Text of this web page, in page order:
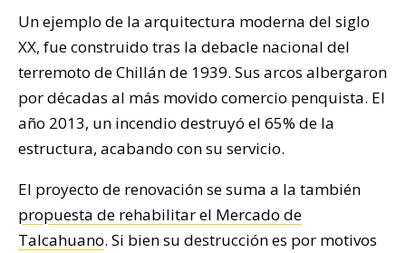
Un ejemplo de la arquitectura moderna del siglo
XX, fue construido tras la debacle nacional del
terremoto de Chillán de 1939. Sus arcos albergaron
por décadas al más movido comercio penquista. El
año 2013, un incendio destruyó el 65% de la
estructura, acabando con su servicio.
El proyecto de renovación se suma a la también
propuesta de rehabilitar el Mercado de
Talcahuano. Si bien su destrucción es por motivos